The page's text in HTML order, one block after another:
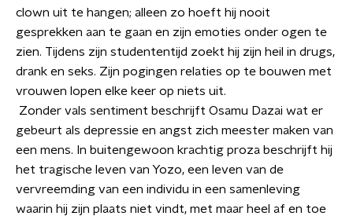
clown uit te hangen; alleen zo hoeft hij nooit
gesprekken aan te gaan en zijn emoties onder ogen te
zien. Tijdens zijn studententijd zoekt hij zijn heil in drugs,
drank en seks. Zijn pogingen relaties op te bouwen met
vrouwen lopen elke keer op niets uit.
Zonder vals sentiment beschrijft Osamu Dazai wat er
gebeurt als depressie en angst zich meester maken van
een mens. In buitengewoon krachtig proza beschrijft hij
het tragische leven van Yozo, een leven van de
vervreemding van een individu in een samenleving
waarin hij zijn plaats niet vindt, met maar heel af en toe